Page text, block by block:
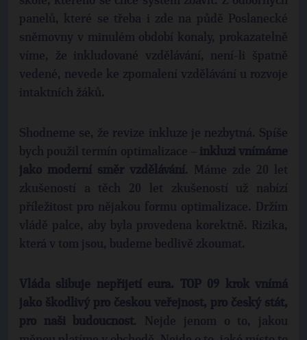
panelů, které se třeba i zde na půdě Poslanecké
sněmovny v minulém období konaly, prokazatelně
víme, že inkludované vzdělávání, není-li špatně
vedené, nevede ke zpomalení vzdělávání u rozvoje
intaktních žáků.
Shodneme se, že revize inkluze je nezbytná. Spíše
bych použil termín optimalizace – inkluzi vnímáme
jako moderní směr vzdělávání. Máme zde 20 let
zkušeností a těch 20 let zkušeností už nabízí
příležitost pro nějakou formu optimalizace. Držím
vládě palce, aby byla provedena korektně. Rizika,
která v tom jsou, budeme bedlivě zkoumat.
Vláda slibuje nepřijetí eura. TOP 09 krok vnímá
jako škodlivý pro českou veřejnost, pro český stát,
pro naši budoucnost. Nejde jenom o to, jakou